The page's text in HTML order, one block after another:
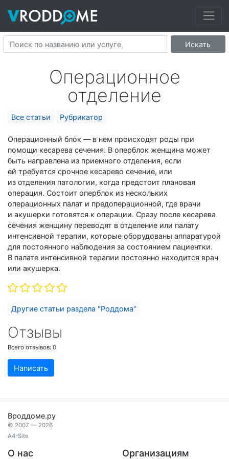
Искать
Операционное
отделение
Все статьи Рубрикатор
Операционный блок — в нем происходят роды при
помощи кесарева сечения. В оперблок женщина может
быть направлена из приемного отделения, если
ей требуется срочное кесарево сечение, или
из отделения патологии, когда предстоит плановая
операция. Состоит оперблок из нескольких
операционных палат и предоперационной, где врачи
и акушерки готовятся к операции. Сразу после кесарева
сечения женщину переводят в отделение или палату
интенсивной терапии, которые оборудованы аппаратурой
для постоянного наблюдения за состоянием пациентки.
В палате интенсивной терапии постоянно находится врач
или акушерка.
Другие статьи раздела "Роддома"
Отзывы
Всего отзывов: 0
Написать
Вроддоме.ру
© 2007 — 2026
A4-Site
О нас Организациям